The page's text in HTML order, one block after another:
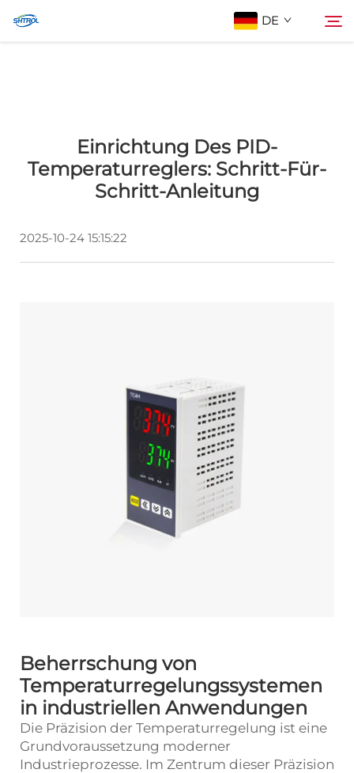
DE
Kontaktieren Sie Uns
Einrichtung Des PID-
Temperaturreglers: Schritt-Für-
Schritt-Anleitung
2025-10-24 15:15:22
Beherrschung von
Temperaturregelungssystemen
in industriellen Anwendungen
Die Präzision der Temperaturregelung ist eine
Grundvoraussetzung moderner
Industrieprozesse. Im Zentrum dieser Präzision